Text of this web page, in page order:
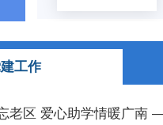
工作
老区 爱心助学情暖广南